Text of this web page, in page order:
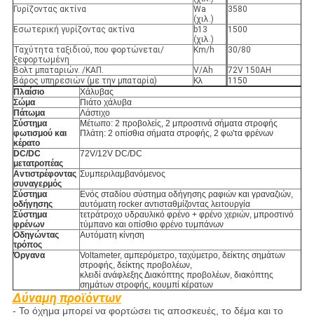
Γυρίζοντας ακτίνα
Wa
(χιλ.)
3580
Εσωτερική γυρίζοντας ακτίνα
b13
(χιλ.)
1500
Ταχύτητα ταξιδιού, που φορτώνεται/
ξεφορτωμένη
Km/h 30/80
Βολτ μπαταριών. /ΚΑΠ. V/Ah
72V 150AH
Βάρος υπηρεσιών (με την μπαταρία)
Κλ
1150
Πλαίσιο
Χάλυβας
Σώμα
Πιάτο χάλυβα
Πάτωμα
Λάστιχο
Σύστημα
φωτισμού και
κέρατο
Μέτωπο: 2 προβολείς, 2 μπροστινά σήματα στροφής
Πλάτη: 2 οπίσθια σήματα στροφής, 2 φω'τα φρένων
DC/DC
μετατροπέας
72V/12V DC/DC
Αντιστρέφοντας
συναγερμός
Συμπεριλαμβανόμενος
Σύστημα
οδήγησης
Ενός σταδίου σύστημα οδήγησης ραφιών και γραναζιών,
αυτόματη rocker αντισταθμίζοντας λειτουργία
Σύστημα
φρένων
τετράτροχο υδραυλικό φρένο + φρένο χεριών, μπροστινό
τύμπανο και οπίσθιο φρένο τυμπάνων
Οδηγώντας
τρόπος
Αυτόματη κίνηση
Όργανα
Voltameter, αμπερόμετρο, ταχύμετρο, δείκτης σημάτων
στροφής, δείκτης προβολέων,
κλειδί ανάφλεξης Διακόπτης προβολέων, διακόπτης
σημάτων στροφής, κουμπί κέρατων
Δύναμη προϊόντων
- Το όχημα μπορεί να φορτώσει τις αποσκευές, το δέμα και το